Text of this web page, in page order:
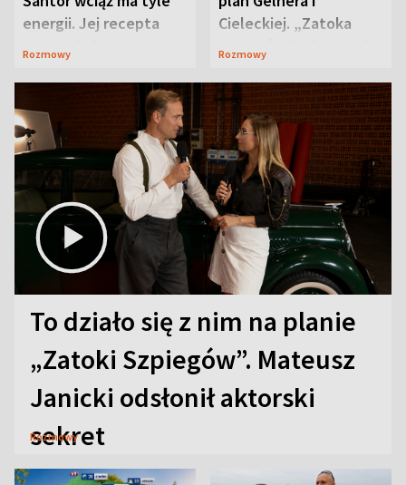
energii. Jej recepta
jest zaskakująco
Rozmowy
Cieleckiej. „Zatoka
szpiegów” od razu ich
Rozmowy
To działo się z nim na planie
„Zatoki Szpiegów”. Mateusz
Janicki odsłonił aktorski
sekret
Rozmowy